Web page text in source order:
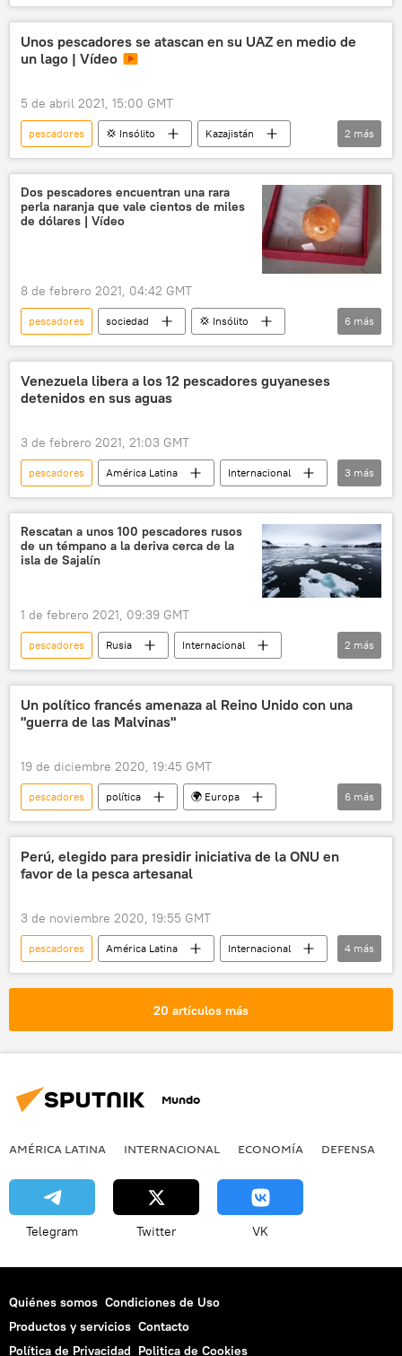
Nueva Zelanda
naturaleza
español
identidad
descendencia
Unos pescadores se atascan en su UAZ en medio de
un lago | Vídeo
5 de abril 2021, 15:00 GMT
pescadores 💢 Insólito
Kazajistán
hielo
Interstellar
2 más
Dos pescadores encuentran una rara
perla naranja que vale cientos de miles
de dólares | Vídeo
8 de febrero 2021, 04:42 GMT
pescadores sociedad
💢 Insólito
Tailandia
familia
Caracol
dinero
6 más
Venezuela libera a los 12 pescadores guyaneses
detenidos en sus aguas
3 de febrero 2021, 21:03 GMT
pescadores América Latina
Internacional
Venezuela
Guyana noticias
3 más
Rescatan a unos 100 pescadores rusos
de un témpano a la deriva cerca de la
isla de Sajalín
1 de febrero 2021, 09:39 GMT
pescadores Rusia
Internacional
Sajalín
noticias
2 más
Un político francés amenaza al Reino Unido con una
"guerra de las Malvinas"
19 de diciembre 2020, 19:45 GMT
pescadores política
🌍 Europa
Internacional
Francia
Reino Unido
disputa marítima
Brexit noticias
6 más
Perú, elegido para presidir iniciativa de la ONU en
favor de la pesca artesanal
3 de noviembre 2020, 19:55 GMT
pescadores América Latina
Internacional
Perú
pesca ONU noticias
4 más
20 artículos más
Mundo
AMÉRICA LATINA INTERNACIONAL ECONOMÍA DEFENSA
Telegram Twitter VK
Quiénes somos Condiciones de Uso
Productos y servicios Contacto
Política de Privacidad Politica de Cookies